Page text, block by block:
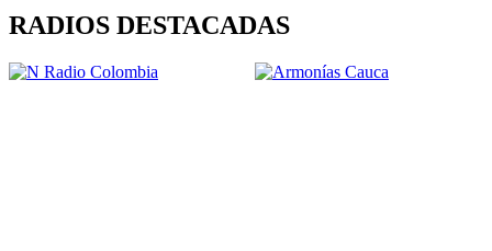
RADIOS DESTACADAS